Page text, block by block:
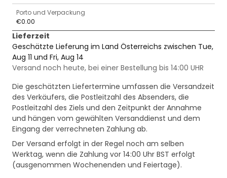
Porto und Verpackung
€0.00
Lieferzeit
Geschätzte Lieferung im Land Österreichs zwischen Tue,
Aug 11 und Fri, Aug 14
Versand noch heute, bei einer Bestellung bis 14:00 UHR
Die geschätzten Liefertermine umfassen die Versandzeit
des Verkäufers, die Postleitzahl des Absenders, die
Postleitzahl des Ziels und den Zeitpunkt der Annahme
und hängen vom gewählten Versanddienst und dem
Eingang der verrechneten Zahlung ab.
Der Versand erfolgt in der Regel noch am selben
Werktag, wenn die Zahlung vor 14:00 Uhr BST erfolgt
(ausgenommen Wochenenden und Feiertage).